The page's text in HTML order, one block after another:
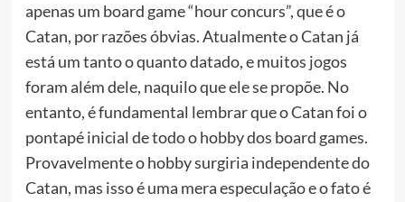
apenas um board game “hour concurs”, que é o
Catan, por razões óbvias. Atualmente o Catan já
está um tanto o quanto datado, e muitos jogos
foram além dele, naquilo que ele se propõe. No
entanto, é fundamental lembrar que o Catan foi o
pontapé inicial de todo o hobby dos board games.
Provavelmente o hobby surgiria independente do
Catan, mas isso é uma mera especulação e o fato é